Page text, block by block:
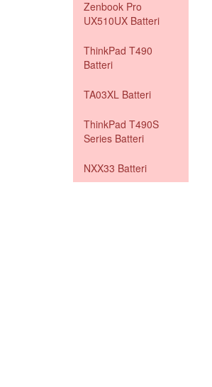
Zenbook Pro
UX510UX Batteri
ThinkPad T490
Batteri
TA03XL Batteri
ThinkPad T490S
Series Batteri
NXX33 Batteri